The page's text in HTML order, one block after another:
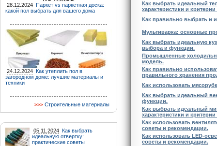
28.12.2024 Паркет vs паркетная доска:
какой пол выбрать для вашего дома
24.12.2024 Как утеплить пол в
загородном доме: лучшие материалы и
техники
Строительные материалы
05.11.2024 Как выбрать
идеальную отвертку:
практические советы
Как выбрать идеальный
характеристики и
Как правильно выбрать и
Мультиварка: основные
Как выбрать идеальную
выбора и функции.
Промышленные
модель.
Как правильно
правильного хранения
Как использовать
Как выбрать идеальный
функции.
Как выбрать идеальный
характеристики и
Как использовать
советы и рекомендации.
Как использовать LED-
советы и рекомендации.